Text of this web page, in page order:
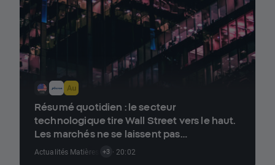
Résumé quotidien : le secteur
technologique tire Wall Street vers le haut.
Les marchés ne se laissent pas
impressionner par les tensions entre les
Actualités Matières Premières,
+3 · 20:02